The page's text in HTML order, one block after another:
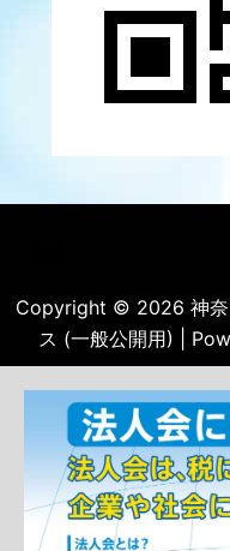
Copyright © 2026 神奈
ス (一般公開用) |